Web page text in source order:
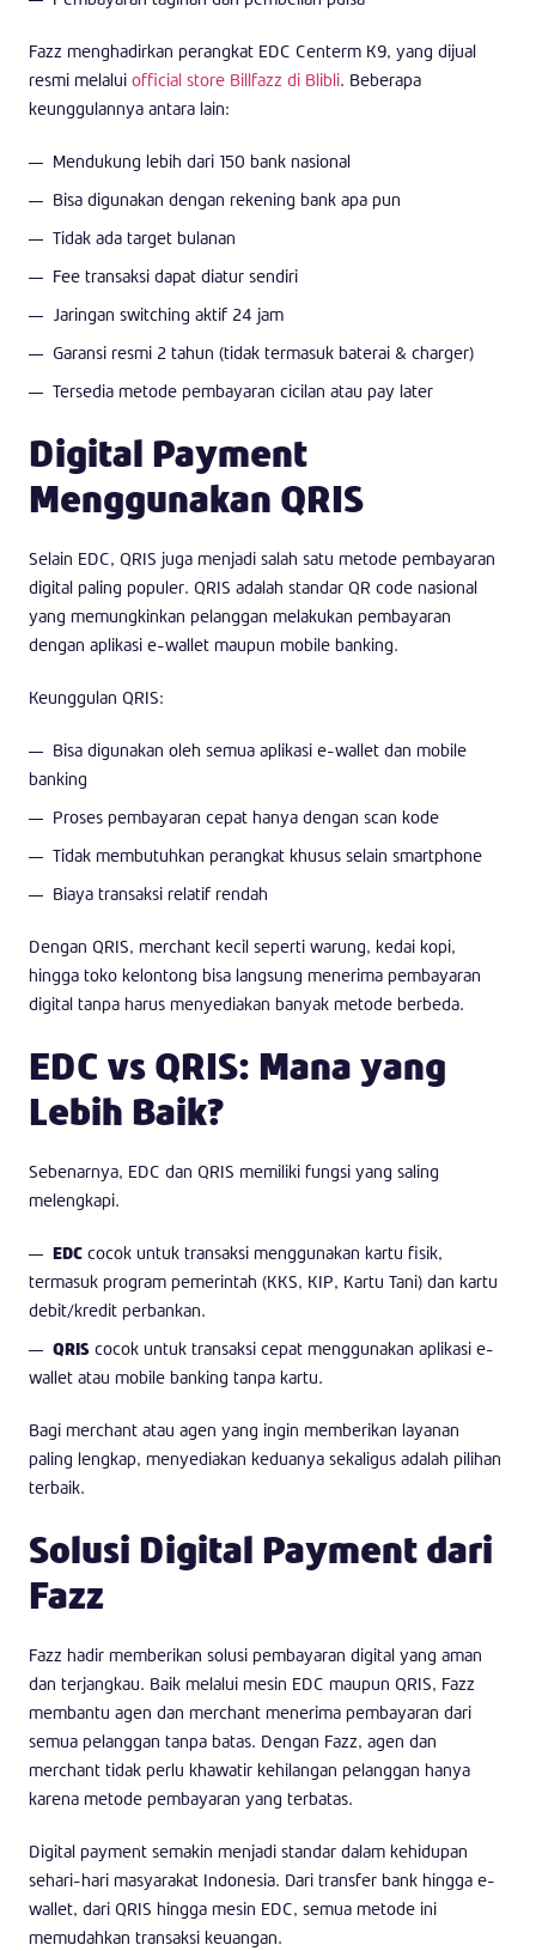
Fazz menghadirkan perangkat EDC Centerm K9, yang dijual
resmi melalui official store Billfazz di Blibli. Beberapa
keunggulannya antara lain:
Mendukung lebih dari 150 bank nasional
Bisa digunakan dengan rekening bank apa pun
Tidak ada target bulanan
Fee transaksi dapat diatur sendiri
Jaringan switching aktif 24 jam
Garansi resmi 2 tahun (tidak termasuk baterai & charger)
Tersedia metode pembayaran cicilan atau pay later
Digital Payment
Menggunakan QRIS
Selain EDC, QRIS juga menjadi salah satu metode pembayaran
digital paling populer. QRIS adalah standar QR code nasional
yang memungkinkan pelanggan melakukan pembayaran
dengan aplikasi e-wallet maupun mobile banking.
Keunggulan QRIS:
Bisa digunakan oleh semua aplikasi e-wallet dan mobile
banking
Proses pembayaran cepat hanya dengan scan kode
Tidak membutuhkan perangkat khusus selain smartphone
Biaya transaksi relatif rendah
Dengan QRIS, merchant kecil seperti warung, kedai kopi,
hingga toko kelontong bisa langsung menerima pembayaran
digital tanpa harus menyediakan banyak metode berbeda.
EDC vs QRIS: Mana yang
Lebih Baik?
Sebenarnya, EDC dan QRIS memiliki fungsi yang saling
melengkapi.
EDC cocok untuk transaksi menggunakan kartu fisik,
termasuk program pemerintah (KKS, KIP, Kartu Tani) dan kartu
debit/kredit perbankan.
QRIS cocok untuk transaksi cepat menggunakan aplikasi e-
wallet atau mobile banking tanpa kartu.
Bagi merchant atau agen yang ingin memberikan layanan
paling lengkap, menyediakan keduanya sekaligus adalah pilihan
terbaik.
Solusi Digital Payment dari
Fazz
Fazz hadir memberikan solusi pembayaran digital yang aman
dan terjangkau. Baik melalui mesin EDC maupun QRIS, Fazz
membantu agen dan merchant menerima pembayaran dari
semua pelanggan tanpa batas. Dengan Fazz, agen dan
merchant tidak perlu khawatir kehilangan pelanggan hanya
karena metode pembayaran yang terbatas.
Digital payment semakin menjadi standar dalam kehidupan
sehari-hari masyarakat Indonesia. Dari transfer bank hingga e-
wallet, dari QRIS hingga mesin EDC, semua metode ini
memudahkan transaksi keuangan.